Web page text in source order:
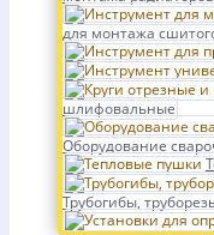
для монтажа
шлифовальные
Оборудование
Трубогибы,